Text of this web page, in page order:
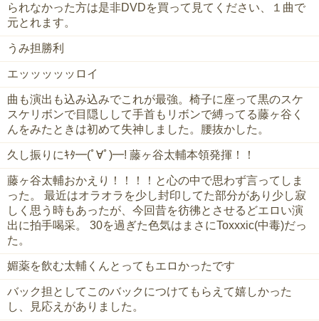
られなかった方は是非DVDを買って見てください、１曲で
元とれます。
うみ担勝利
エッッッッッロイ
曲も演出も込み込みでこれが最強。椅子に座って黒のスケ
スケリボンで目隠しして手首もリボンで縛ってる藤ヶ谷く
んをみたときは初めて失神しました。腰抜かした。
久し振りにｷﾀ━(ﾟ∀ﾟ)━! 藤ヶ谷太輔本領発揮！！
藤ヶ谷太輔おかえり！！！！と心の中で思わず言ってしま
った。 最近はオラオラを少し封印してた部分があり少し寂
しく思う時もあったが、今回昔を彷彿とさせるどエロい演
出に拍手喝采。 30を過ぎた色気はまさにToxxxic(中毒)だっ
た。
媚薬を飲む太輔くんとってもエロかったです
バック担としてこのバックにつけてもらえて嬉しかった
し、見応えがありました。